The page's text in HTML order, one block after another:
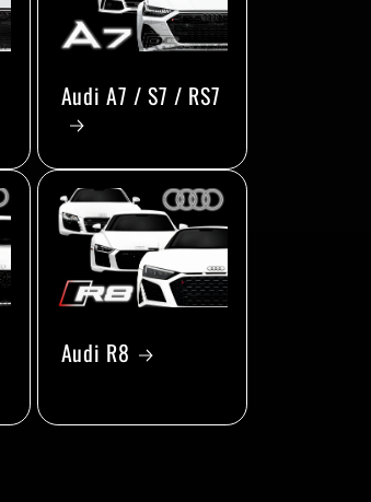
Audi A7 / S7 / RS7
Audi R8